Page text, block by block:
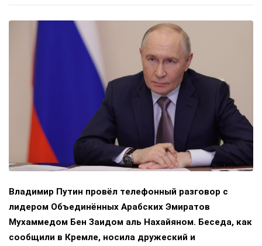
Владимир Путин провёл телефонный разговор с
лидером Объединённых Арабских Эмиратов
Мухаммедом Бен Заидом аль Нахайяном. Беседа, как
сообщили в Кремле, носила дружеский и